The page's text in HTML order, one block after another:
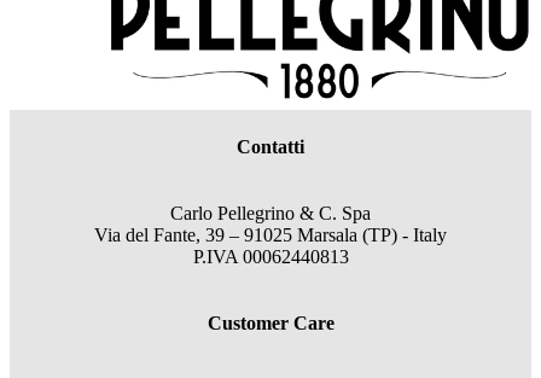
Contatti
Carlo Pellegrino & C. Spa
Via del Fante, 39 – 91025 Marsala (TP) - Italy
P.IVA 00062440813
Customer Care